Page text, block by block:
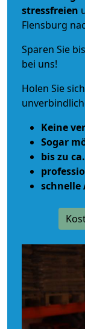
stressfreien
Flensburg
Sparen Sie
bei uns!
Holen Sie
Keine
Sogar
bis zu
schnelle